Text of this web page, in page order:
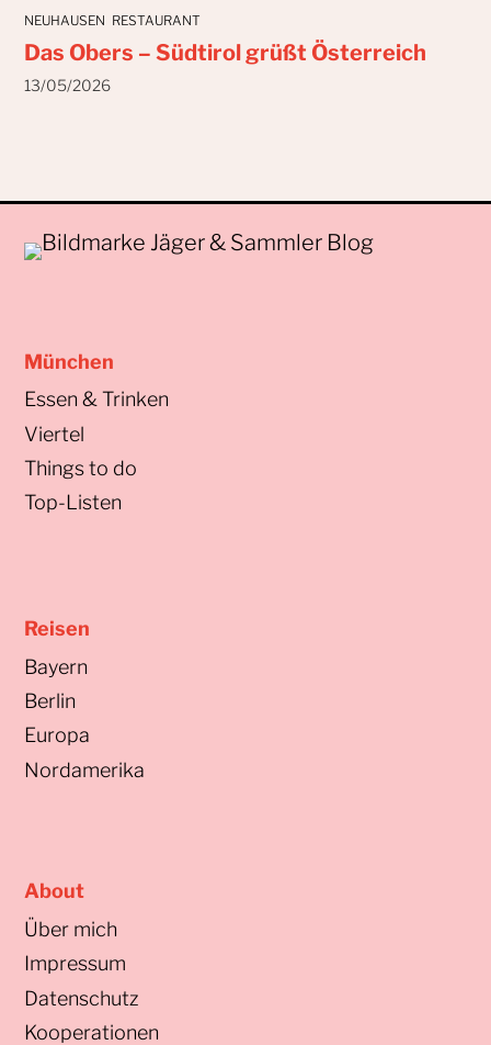
NEUHAUSEN RESTAURANT
Das Obers – Südtirol grüßt Österreich
13/05/2026
München
Essen & Trinken
Viertel
Things to do
Top-Listen
Reisen
Bayern
Berlin
Europa
Nordamerika
About
Über mich
Impressum
Datenschutz
Kooperationen